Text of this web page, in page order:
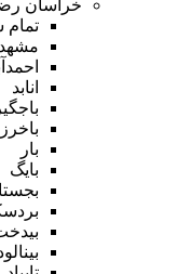
خراسان
تمام
مشهد
انابد
باخرز
بار
بایگ